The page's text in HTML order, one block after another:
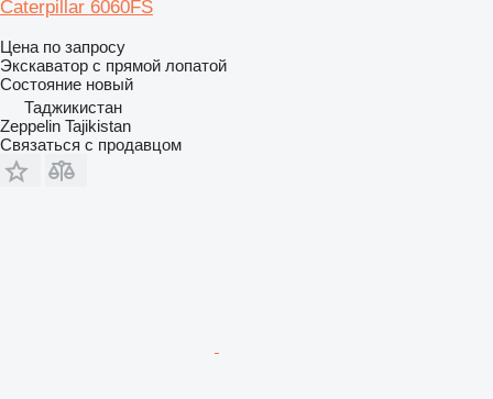
Caterpillar 6060FS
Цена по запросу
Экскаватор с прямой лопатой
Состояние новый
Таджикистан
Zeppelin Tajikistan
Связаться с продавцом